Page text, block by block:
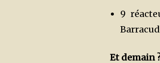
9
Et demain